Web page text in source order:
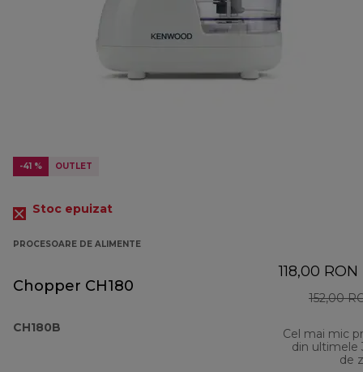
-41 % OUTLET
Stoc epuizat
PROCESOARE DE ALIMENTE
Chopper CH180
CH180B
118,00 RON
152,00
Cel mai mic
din ultimele
de